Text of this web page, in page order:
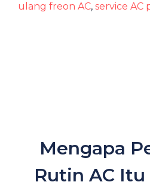
ulang freon AC, service AC
Mengapa
Rutin AC